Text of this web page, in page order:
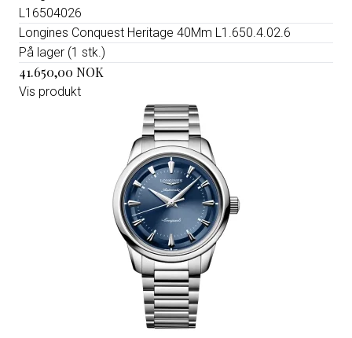
L16504026
Longines Conquest Heritage 40Mm L1.650.4.02.6
På lager (1 stk.)
41.650,00 NOK
Vis produkt